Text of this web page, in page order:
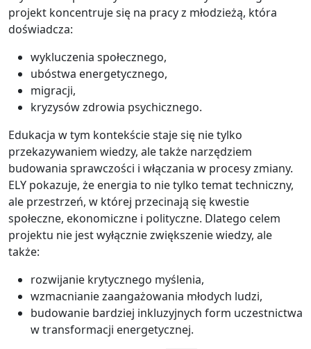
projekt koncentruje się na pracy z młodzieżą, która
doświadcza:
wykluczenia społecznego,
ubóstwa energetycznego,
migracji,
kryzysów zdrowia psychicznego.
Edukacja w tym kontekście staje się nie tylko
przekazywaniem wiedzy, ale także narzędziem
budowania sprawczości i włączania w procesy zmiany.
ELY pokazuje, że energia to nie tylko temat techniczny,
ale przestrzeń, w której przecinają się kwestie
społeczne, ekonomiczne i polityczne. Dlatego celem
projektu nie jest wyłącznie zwiększenie wiedzy, ale
także:
rozwijanie krytycznego myślenia,
wzmacnianie zaangażowania młodych ludzi,
budowanie bardziej inkluzyjnych form uczestnictwa
w transformacji energetycznej.